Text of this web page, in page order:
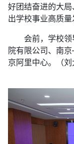
好团结奋进的大
出学校事业高质量
会前，学校领
院有限公司、南
京阿里中心。（刘